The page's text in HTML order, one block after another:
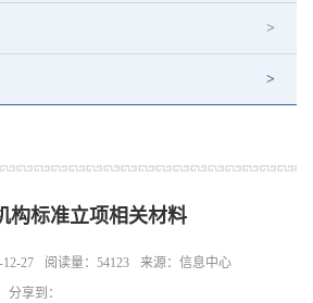
构标准立项相关材料
27 阅读量：54123
来源：信息中心
分享到：